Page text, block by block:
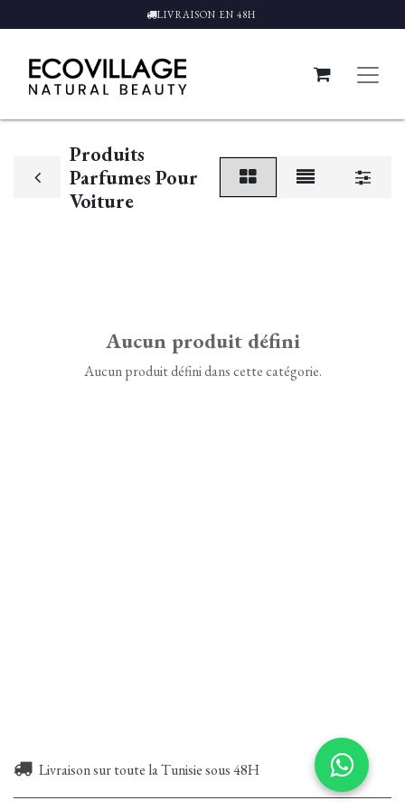
LIVRAISON EN 48H
Produits
Parfumes Pour
Voiture
Aucun produit défini
Aucun produit défini dans cette catégorie.
Livraison sur toute la Tunisie sous 48H